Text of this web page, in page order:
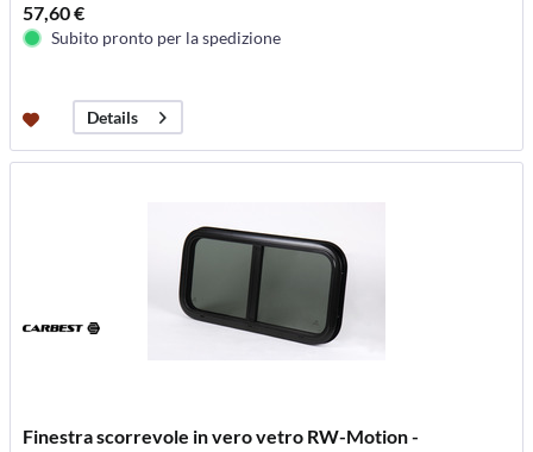
57,60 €
Subito pronto per la spedizione
Details
Finestra scorrevole in vero vetro RW-Motion -